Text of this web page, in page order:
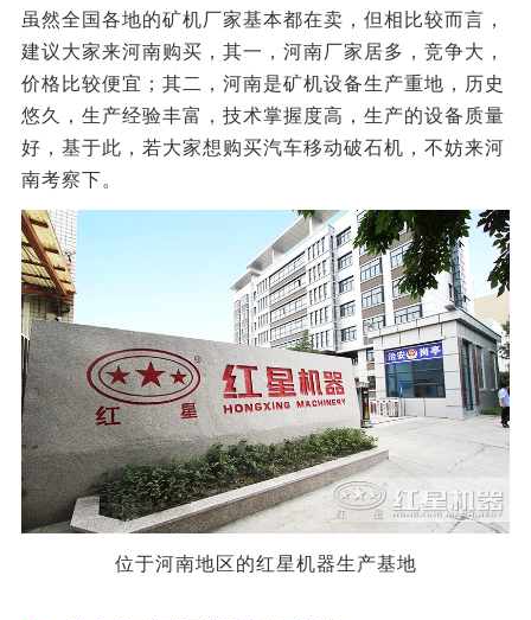
虽然全国各地的矿机厂家基本都在卖，但相比较而言，
建议大家来河南购买，其一，河南厂家居多，竞争大，
价格比较便宜；其二，河南是矿机设备生产重地，历史
悠久，生产经验丰富，技术掌握度高，生产的设备质量
好，基于此，若大家想购买汽车移动破石机，不妨来河
南考察下。
位于河南地区的红星机器生产基地